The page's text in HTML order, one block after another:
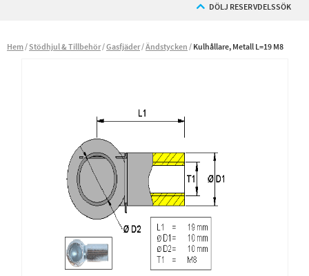
DÖLJ RESERVDELSSÖK
Hem Stödhjul & Tillbehör Gasfjäder Ändstycken Kulhållare, Metall L=19 M8